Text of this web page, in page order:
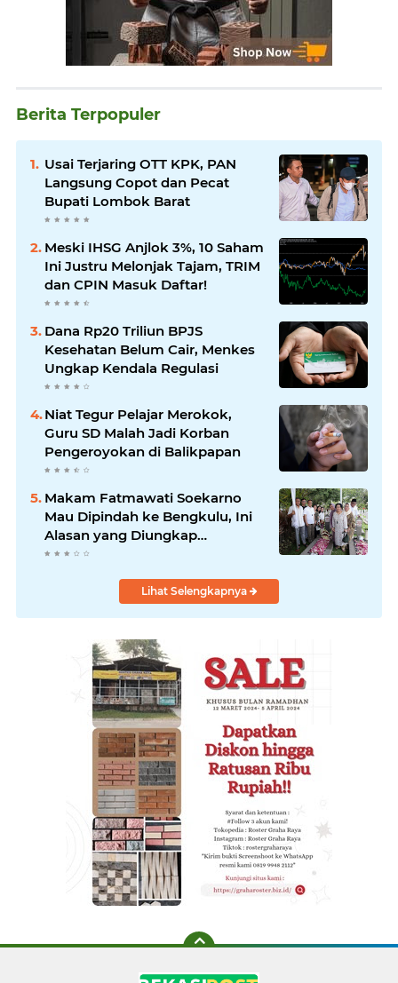
Berita Terpopuler
Usai Terjaring OTT KPK, PAN
Langsung Copot dan Pecat
Bupati Lombok Barat
Meski IHSG Anjlok 3%, 10 Saham
Ini Justru Melonjak Tajam, TRIM
dan CPIN Masuk Daftar!
Dana Rp20 Triliun BPJS
Kesehatan Belum Cair, Menkes
Ungkap Kendala Regulasi
Niat Tegur Pelajar Merokok,
Guru SD Malah Jadi Korban
Pengeroyokan di Balikpapan
Makam Fatmawati Soekarno
Mau Dipindah ke Bengkulu, Ini
Alasan yang Diungkap
Gubernur
Lihat Selengkapnya